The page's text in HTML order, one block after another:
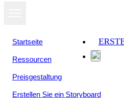
Startseite
Ressourcen
Preisgestaltung
Erstellen Sie ein Storyboard
Als Diashow
ansehen